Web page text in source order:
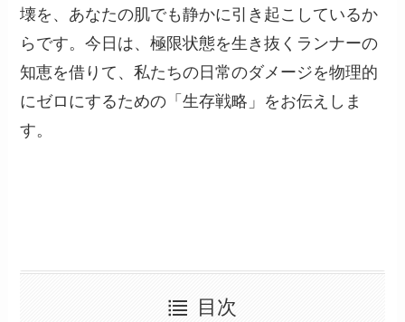
壊を、あなたの肌でも静かに引き起こしているか
らです。今日は、極限状態を生き抜くランナーの
知恵を借りて、私たちの日常のダメージを物理的
にゼロにするための「生存戦略」をお伝えしま
す。
目次